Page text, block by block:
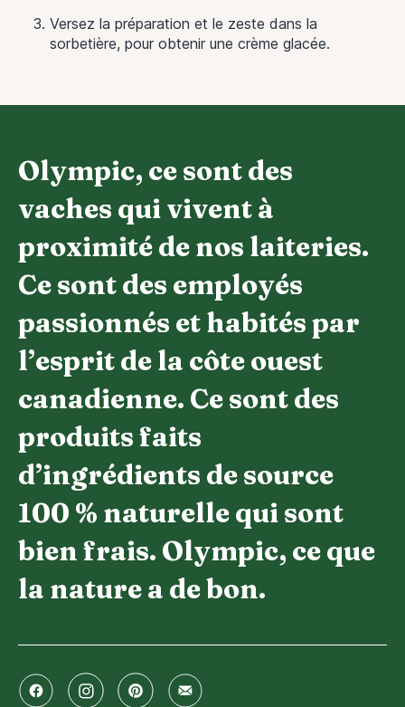
Versez la préparation et le zeste dans la
sorbetière, pour obtenir une crème glacée.
Olympic, ce sont des
vaches qui vivent à
proximité de nos laiteries.
Ce sont des employés
passionnés et habités par
l’esprit de la côte ouest
canadienne. Ce sont des
produits faits
d’ingrédients de source
100 % naturelle qui sont
bien frais. Olympic, ce que
la nature a de bon.